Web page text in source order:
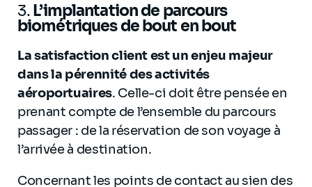
3.L’implantation de parcours
biométriques de bout en bout
La satisfaction client est un enjeu majeur
dans la pérennité des activités
aéroportuaires. Celle-ci doit être pensée en
prenant compte de l’ensemble du parcours
passager : de la réservation de son voyage à
l’arrivée à destination.
Concernant les points de contact au sien des